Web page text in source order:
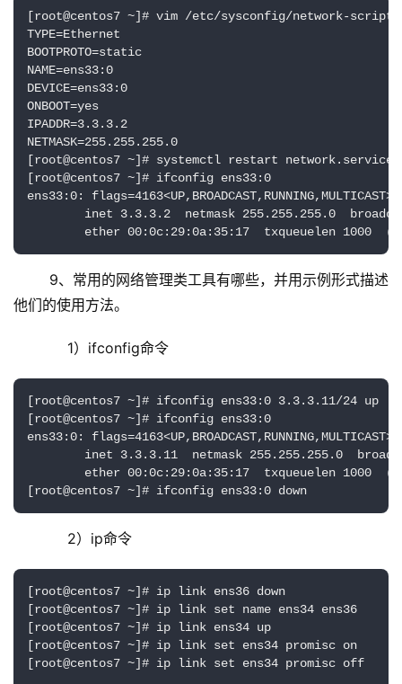
[root@centos7 ~]# vim /etc/sysconfig/network-
TYPE=Ethernet
BOOTPROTO=static
NAME=ens33:0
DEVICE=ens33:0
ONBOOT=yes
IPADDR=3.3.3.2
NETMASK=255.255.255.0
[root@centos7 ~]# systemctl restart network.service
[root@centos7 ~]# ifconfig ens33:0
ens33:0:
inet 3.3.3.2  netmask 255.255.255.0
ether 00:0c:29:0a:35:17  txqueuelen 1000
他们的使用方法。
	    1）ifconfig命令
[root@centos7 ~]# ifconfig ens33:0 3.3.3.11/24
[root@centos7 ~]# ifconfig ens33:0
ens33:0:
inet 3.3.3.11  netmask 255.255.255.0
ether 00:0c:29:0a:35:17  txqueuelen 1000
[root@centos7 ~]# ifconfig ens33:0 down
	    2）ip命令
[root@centos7 ~]# ip link ens36 down
[root@centos7 ~]# ip link set name ens34 ens36      #
[root@centos7 ~]# ip link ens34 up                  #
[root@centos7 ~]# ip link set ens34 promisc on      #
[root@centos7 ~]# ip link set ens34 promisc off     #关